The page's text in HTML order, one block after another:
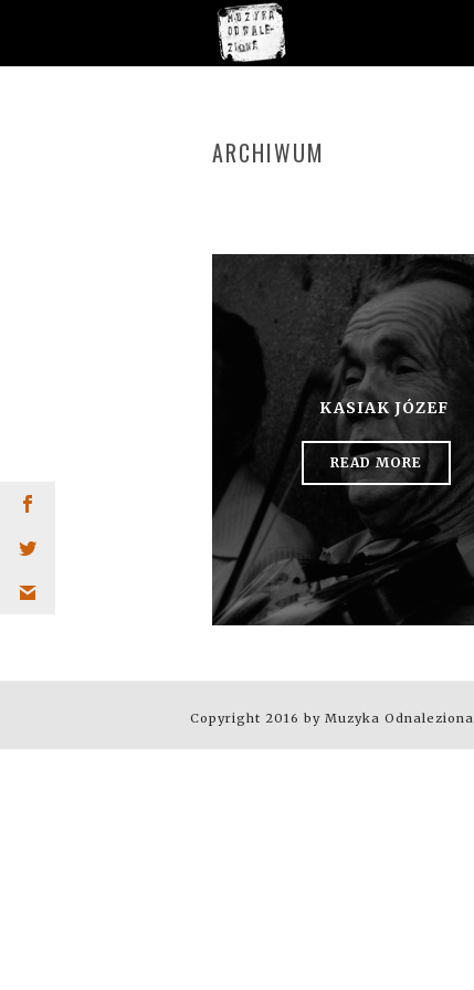
ARCHIWUM
KASIAK JÓZEF
READ MORE
Copyright 2016 by Muzyka Odnaleziona